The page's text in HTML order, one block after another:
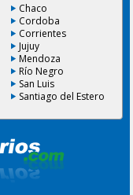
Chaco
Cordoba
Corrientes
Jujuy
Mendoza
Río Negro
San Luis
Santiago del Estero